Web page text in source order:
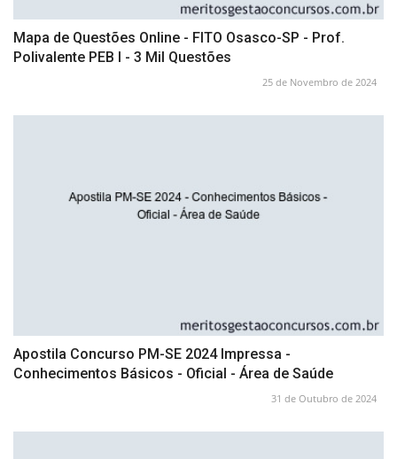
Mapa de Questões Online - FITO Osasco-SP - Prof.
Polivalente PEB I - 3 Mil Questões
25 de Novembro de 2024
Apostila Concurso PM-SE 2024 Impressa -
Conhecimentos Básicos - Oficial - Área de Saúde
31 de Outubro de 2024